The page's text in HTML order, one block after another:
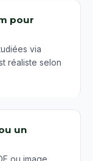
pour
via
réaliste selon
un